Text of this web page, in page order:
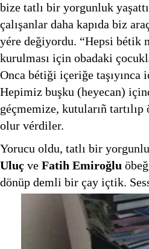
bize tatlı bir yorgunluk
çalışanlar daha kapıda biz
yére değiyordu. “Hepsi
kurulması için obadaki
Onca bétiği içeriğe
Hepimiz buşku (heyecan)
géçmemize, kutularıñ
olur vérdiler.
Yorucu oldu, tatlı bir
Uluç ve Fatih Emiroğlu
dönüp demli bir çay içtik.